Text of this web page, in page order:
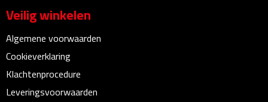
Briefopeners
Linialen
Veilig winkelen
Algemene voorwaarden
Cookieverklaring
Klachtenprocedure
Leveringsvoorwaarden